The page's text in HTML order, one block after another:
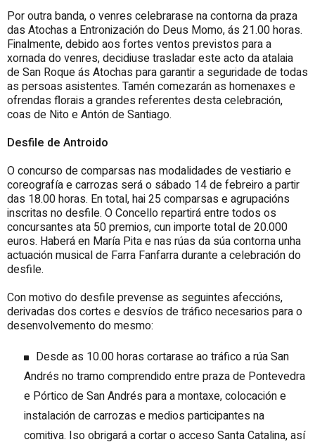
Por outra banda, o venres celebrarase na contorna da praza
das Atochas a Entronización do Deus Momo, ás 21.00 horas.
Finalmente, debido aos fortes ventos previstos para a
xornada do venres, decidiuse trasladar este acto da atalaia
de San Roque ás Atochas para garantir a seguridade de todas
as persoas asistentes. Tamén comezarán as homenaxes e
ofrendas florais a grandes referentes desta celebración,
coas de Nito e Antón de Santiago.
Desfile de Antroido
Oconcurso de comparsas nas modalidades de vestiarioe
coreografíae carrozas será o sábado 14 de febreiro a partir
das 18.00 horas. En total, hai25 comparsas e agrupacións
inscritas no desfile. O Concello repartirá entre todos os
concursantes ata 50 premios, cun importetotal de20.000
euros. Haberá en María Pita e nas rúas da súa contorna unha
actuación musical de Farra Fanfarra durante a celebración do
desfile.
Con motivo do desfile prevense as seguintes afeccións,
derivadas dos cortes e desvíos de tráfico necesarios para o
desenvolvemento do mesmo:
Desde as 10.00 horas cortarase ao tráfico a rúa San
Andrés no tramo comprendido entre praza de Pontevedra
e Pórtico de San Andrés para a montaxe, colocación e
instalación de carrozas e medios participantes na
comitiva. Iso obrigará a cortar o acceso Santa Catalina, así